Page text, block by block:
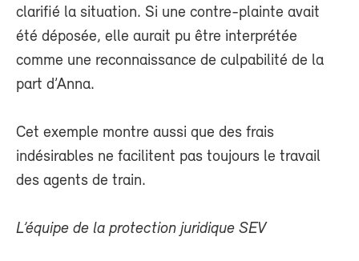
clarifié la situation. Si une contre-plainte avait
été déposée, elle aurait pu être interprétée
comme une reconnaissance de culpabilité de la
part d’Anna.
Cet exemple montre aussi que des frais
indésirables ne facilitent pas toujours le travail
des agents de train.
L’équipe de la protection juridique SEV